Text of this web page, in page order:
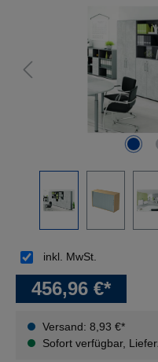
456,96 €*
Versand: 8,93 €*
Sofort verfügbar,
inkl. MwSt.